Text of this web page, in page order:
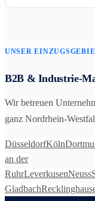
UNSER
B2B & Industrie-
Wir betreuen
ganz Nordrhein-
DüsseldorfKöln
an der
RuhrLeverkusenNeuss
Gladbach